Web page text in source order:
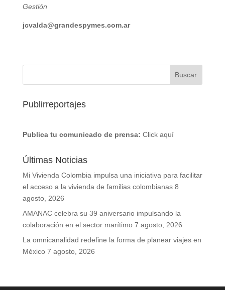
Gestión
jcvalda@grandespymes.com.ar
Publirreportajes
Publica tu comunicado de prensa: Click aquí
Últimas Noticias
Mi Vivienda Colombia impulsa una iniciativa para facilitar
el acceso a la vivienda de familias colombianas 8
agosto, 2026
AMANAC celebra su 39 aniversario impulsando la
colaboración en el sector marítimo 7 agosto, 2026
La omnicanalidad redefine la forma de planear viajes en
México 7 agosto, 2026